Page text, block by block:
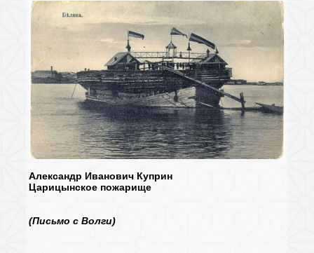
Александр Иванович Куприн
Царицынское пожарище
(Письмо с Волги)